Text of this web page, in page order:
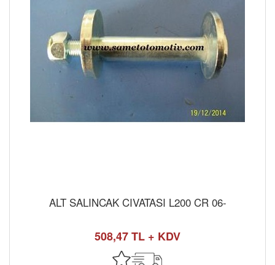
ALT SALINCAK CIVATASI L200 CR 06-
508,47 TL + KDV